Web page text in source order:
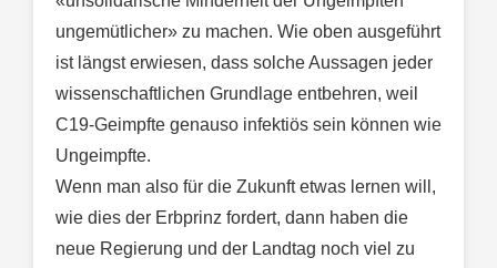
ungemütlicher» zu machen. Wie oben ausgeführt
ist längst erwiesen, dass solche Aussagen jeder
wissenschaftlichen Grundlage entbehren, weil
C19-Geimpfte genauso infektiös sein können wie
Ungeimpfte.
Wenn man also für die Zukunft etwas lernen will,
wie dies der Erbprinz fordert, dann haben die
neue Regierung und der Landtag noch viel zu